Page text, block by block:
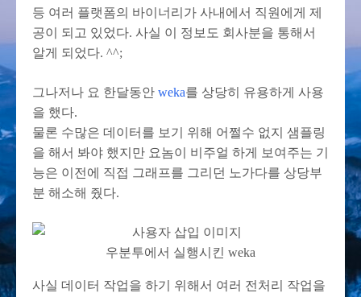
등 여러 플랫폼의 바이너리가 사내에서 직원에게 제
공이 되고 있었다. 사실 이 정보도 회사분을 통해서
알게 되었다. ^^;
그나저나 요 한달동안 weka를 상당히 유용하게 사용
을 했다.
물론 수많은 데이터를 보기 위해 어쩔수 없지 샘플링
을 해서 봐야 했지만 요놈이 비주얼 하게 보여주는 기
능은 이전에 직접 그래프를 그리던 노가다를 상당부
분 해소해 줬다.
우분투에서 실행시킨 weka
사실 데이터 작업을 하기 위해서 여러 전처리 작업을